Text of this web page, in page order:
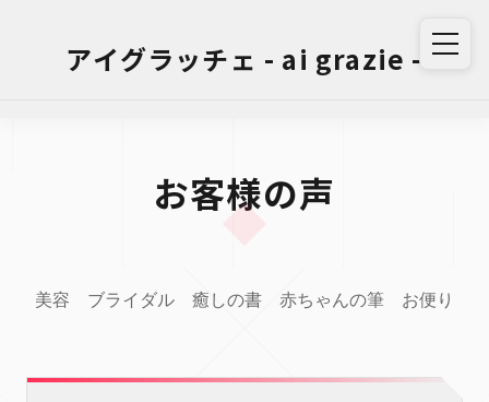
アイグラッチェ - ai grazie -
お客様の声
美容 ブライダル 癒しの書 赤ちゃんの筆 お便り